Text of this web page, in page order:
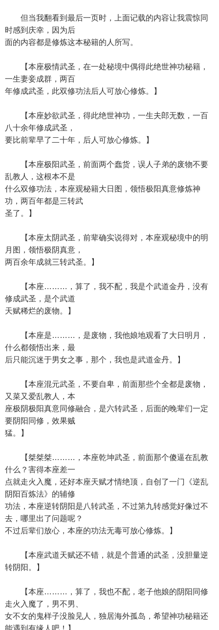
但当我翻看到最后一页时，上面记载的内容让我震惊同
时感到庆幸，因为后
面的内容都是修炼这本秘籍的人所写。
【本座极情武圣，在一处秘境中偶得此绝世神功秘籍，
一生妻妾成群，两百
年修成武圣，此双修功法后人可放心修炼。】
【本座妙欲武圣，得此绝世神功，一生夫郎无数，一百
八十余年修成武圣，
要比前辈早了二十年，后人可放心修炼。】
【本座极阳武圣，前面两个蠢货，误人子弟的废物不要
乱教人，这根本不是
什么双修功法，本座观秘籍大日图，领悟极阳真意修炼神
功，两百年都是三转武
圣了。】
【本座太阴武圣，前辈确实说得对，本座观秘境中的明
月图，领悟极阴真意，
两百余年成就三转武圣。】
【本座………，算了，我不配，我是个武道金丹，没有
修成武圣，是个武道
天赋稀烂的废物。】
【本座是………，是废物，我他娘地观看了大日明月，
什么都领悟出来，最
后只能沉迷于男女之事，那个，我也是武道金丹。】
【本座混元武圣，不要自卑，前面那些个全都是废物，
又菜又爱乱教人，本
座极阴极阳真意同修融合，是六转武圣，后面的晚辈们一定
要阴阳同修，效果贼
猛。】
【桀桀桀………，本座乾坤武圣，前面那个傻逼在乱教
什么？害得本座差一
点就走火入魔，还好本座天赋才情绝顶，自创了一门《逆乱
阴阳百炼法》的辅修
功法，本座逆转阴阳是八转武圣，不过第九转感觉好像过不
去，哪里出了问题呢？
不过后辈们放心，本座的功法无毒可放心修炼。】
【本座武道天赋还不错，就是个普通的武圣，没胆量逆
转阴阳。】
【本座………，算了，我也不配，老子他娘的阴阳同修
走火入魔了，男不男、
女不女的鬼样子没脸见人，独居海外孤岛，希望神功秘籍还
能遇到有缘人吧！】